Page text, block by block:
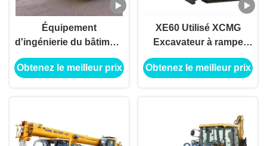
Équipement
d'ingénierie du bâtiment
25 tonnes 50 tonnes 70
tonnes Grue de camion
Obtenez le meilleur prix
XE60 Utilisé XCMG
Excavateur à rampe
équipement d'ingénierie
de construction
Obtenez le meilleur prix